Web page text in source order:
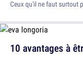
Ceux qu'il ne faut surtout
10 avantages à